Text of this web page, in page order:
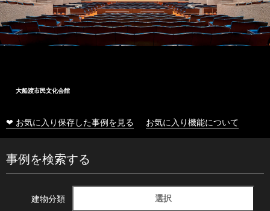
大船渡市民文化会館
❤ お気に入り保存した事例を見る お気に入り機能について
事例を検索する
建物分類 選択